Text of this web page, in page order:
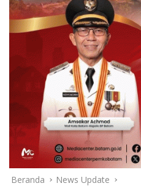
Beranda News Update